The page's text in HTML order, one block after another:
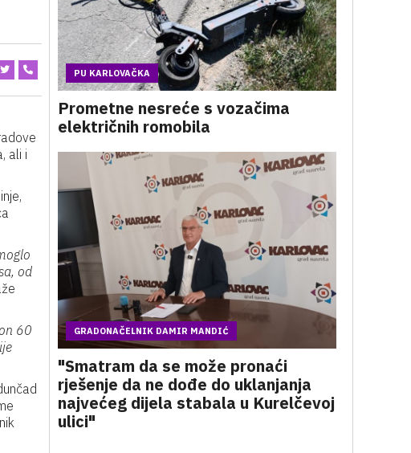
ali i
od
60
PU KARLOVAČKA
Prometne nesreće s vozačima
električnih romobila
GRADONAČELNIK DAMIR MANDIĆ
"Smatram da se može pronaći
rješenje da ne dođe do uklanjanja
najvećeg dijela stabala u Kurelčevoj
ulici"